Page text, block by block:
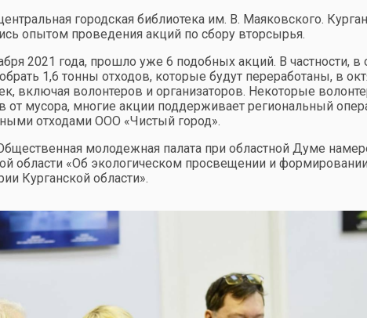
городская библиотека им. В. Маяковского.
опытом проведения акций по сбору вторсырья.
2021 года, прошло уже 6 подобных акций. В частности, в
1,6 тонны отходов, которые будут переработаны, в
включая волонтеров и организаторов. Некоторые
от мусора, многие акции поддерживает региональный
отходами ООО «Чистый город».
молодежная палата при областной Думе
области «Об экологическом просвещении и формировании
Курганской области».